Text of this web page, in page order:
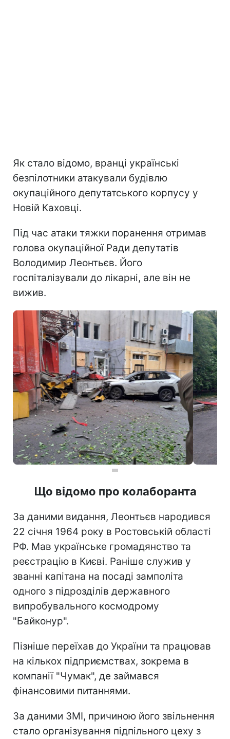
Як стало відомо, вранці українські
безпілотники атакували будівлю
окупаційного депутатського корпусу у
Новій Каховці.
Під час атаки тяжки поранення отримав
голова окупаційної Ради депутатів
Володимир Леонтьєв. Його
госпіталізували до лікарні, але він не
вижив.
Що відомо про колаборанта
За даними видання, Леонтьєв народився
22 січня 1964 року в Ростовській області
РФ. Мав українське громадянство та
реєстрацію в Києві. Раніше служив у
званні капітана на посаді замполіта
одного з підрозділів державного
випробувального космодрому
"Байконур".
Пізніше переїхав до України та працював
на кількох підприємствах, зокрема в
компанії "Чумак", де займався
фінансовими питаннями.
За даними ЗМІ, причиною його звільнення
стало організування підпільного цеху з